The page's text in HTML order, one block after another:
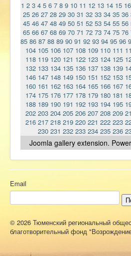
Ермаковополе.рф
1 2 3 4 5 6 7 8 9 10 11 12 13 14 15 16
25 26 27 28 29 30 31 32 33 34 35 36
45 46 47 48 49 50 51 52 53 54 55 56
65 66 67 68 69 70 71 72 73 74 75 76
85 86 87 88 89 90 91 92 93 94 95 96
104 105 106 107 108 109 110 111
118 119 120 121 122 123 124 125
132 133 134 135 136 137 138 139
146 147 148 149 150 151 152 153
160 161 162 163 164 165 166 167
174 175 176 177 178 179 180 181
188 189 190 191 192 193 194 195
202 203 204 205 206 207 208 209
216 217 218 219 220 221 222 223
230 231 232 233 234 235 236
Joomla gallery extension.
Email
© 2026 Тюменский региональный
благотворительный фонд